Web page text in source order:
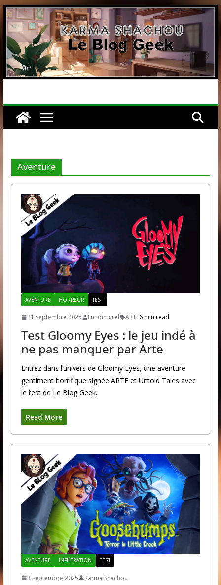
Passer
au
contenu
Aventure
AVENTURE HORREUR TEST
21 septembre 2025 Enndimurel ARTE6 min read
Test Gloomy Eyes : le jeu indé à
ne pas manquer par Arte
Entrez dans l’univers de Gloomy Eyes, une aventure
gentiment horrifique signée ARTE et Untold Tales avec
le test de Le Blog Geek.
Read More
AVENTURE INFILTRATION TEST
3 septembre 2025
Karma Shachou